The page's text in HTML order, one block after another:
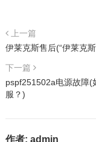
上一篇
伊莱克斯售后(“伊莱克
下一篇
pspf251502a电源故障(
服？)
作者: admin